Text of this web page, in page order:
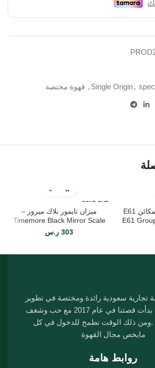
Single Origin,
, قهوة مختصة
مسمار توزيع الماء لمكائن E61
SOLD OUT
ميزان تايمور بلاك ميرور –
Timemore Black Mirror Scale
303 ر.س
سعودية رائدة ومختصة في تطوير
صناعة القهوة . بدأت قصتنا في عام 2017 مع حب وشغف
.ومن ذلك الوقت نطمح للدخول في كل
مايخص مجال القهوة
روابط هامة